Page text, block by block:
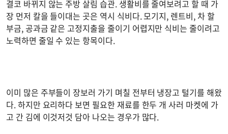
결코 바뀌지 않는 주방 살림 습관. 생활비를 줄여보려고 할 때 가
장 먼저 칼을 들이대는 곳은 역시 식비다. 모기지, 렌트비, 차 할
부금, 공과금 같은 고정지출을 줄이기 어렵지만 식비는 줄이려고
노력하면 줄일 수 있는 항목이다.
이미 많은 주부들이 장보러 가기 며칠 전부터 냉장고 털기를 해왔
다. 하지만 요리하다 보면 필요한 재료를 한두 개 사러 마켓에 가
고 간 김에 이것저것 담아 나오는 경우가 많다.